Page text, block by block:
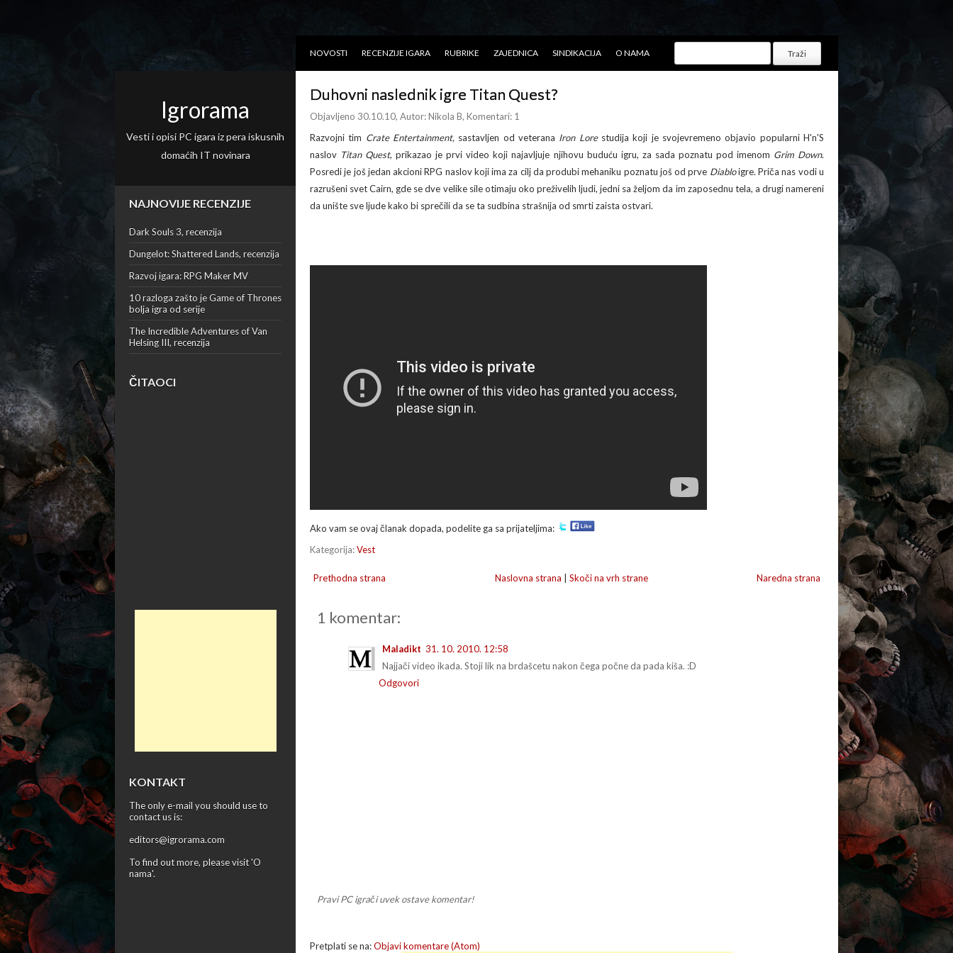
NOVOSTI RECENZIJE IGARA RUBRIKE ZAJEDNICA SINDIKACIJA O NAMA
Igrorama
Vesti i opisi PC igara iz pera iskusnih
domaćih IT novinara
NAJNOVIJE RECENZIJE
Dark Souls 3, recenzija
Dungelot: Shattered Lands, recenzija
Razvoj igara: RPG Maker MV
10 razloga zašto je Game of Thrones
bolja igra od serije
The Incredible Adventures of Van
Helsing III, recenzija
ČITAOCI
KONTAKT
The only e-mail you should use to
contact us is:
editors@igrorama.com
To find out more, please visit 'O
nama'.
Duhovni naslednik igre Titan Quest?
Objavljeno 30.10.10, Autor:Nikola B, Komentari: 1
Razvojni tim Crate Entertainment, sastavljen od veterana Iron Lorestudija koji je svojevremeno objavio popularni H'n'S
naslov Titan Quest, prikazao je prvi video koji najavljuje njihovu buduću igru, za sada poznatu pod imenom Grim Down.
Posredi je još jedan akcioni RPG naslov koji ima za cilj da produbi mehaniku poznatu još od prve Diabloigre. Priča nas vodi u
razrušeni svet Cairn, gde se dve velike sile otimaju oko preživelih ljudi, jedni sa željom da im zaposednu tela, a drugi namereni
da unište sve ljude kako bi sprečili da se ta sudbina strašnija od smrti zaista ostvari.
Ako vam se ovaj članak dopada, podelite ga sa prijateljima:
Kategorija:Vest
Naredna strana
Prethodna strana Naslovna strana Skoči na vrh strane
1 komentar:
Maladikt 31. 10. 2010. 12:58
Najjači video ikada. Stoji lik na brdašcetu nakon čega počne da pada kiša. :D
Odgovori
Pravi PC igrači uvek ostave komentar!
Pretplati se na:Objavi komentare (Atom)